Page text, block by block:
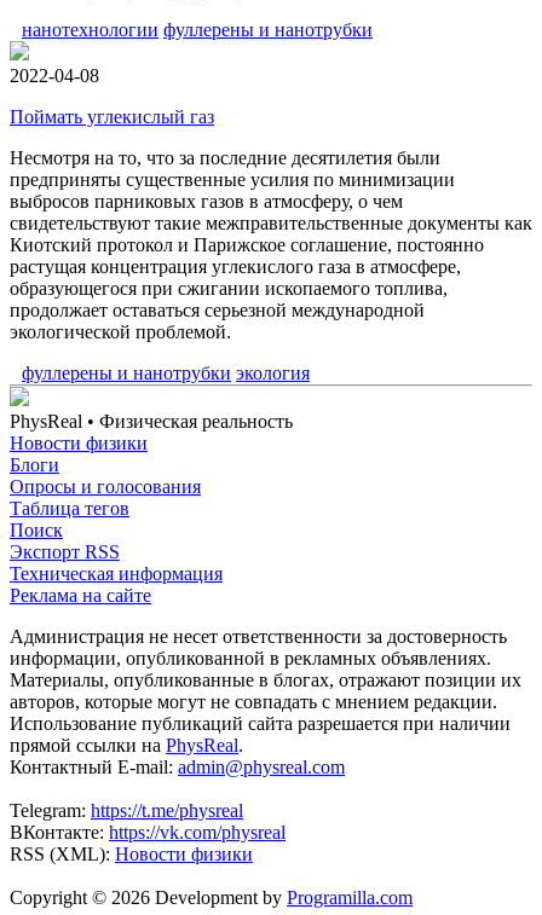
нанотехнологии фуллерены и нанотрубки
2022-04-08
Поймать углекислый газ
Несмотря на то, что за последние десятилетия были
предприняты существенные усилия по минимизации
выбросов парниковых газов в атмосферу, о чем
свидетельствуют такие межправительственные документы как
Киотский протокол и Парижское соглашение, постоянно
растущая концентрация углекислого газа в атмосфере,
образующегося при сжигании ископаемого топлива,
продолжает оставаться серьезной международной
экологической проблемой.
фуллерены и нанотрубки экология
PhysReal • Физическая реальность
Новости физики
Блоги
Опросы и голосования
Таблица тегов
Поиск
Экспорт RSS
Техническая информация
Реклама на сайте
Администрация не несет ответственности за достоверность
информации, опубликованной в рекламных объявлениях.
Материалы, опубликованные в блогах, отражают позиции их
авторов, которые могут не совпадать с мнением редакции.
Использование публикаций сайта разрешается при наличии
прямой ссылки на PhysReal.
Контактный E-mail: admin@physreal.com
Telegram: https://t.me/physreal
ВКонтакте: https://vk.com/physreal
RSS (XML): Новости физики
Copyright © 2026 Development by Programilla.com